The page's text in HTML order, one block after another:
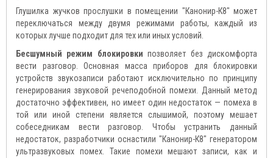
Глушилка жучков прослушки в помещении "Канонир-К8" может
переключаться между двумя режимами работы, каждый из
которых лучше подходит для тех или иных условий.
Бесшумный режим блокировки позволяет без дискомфорта
вести разговор. Основная масса приборов для блокировки
устройств звукозаписи работают исключительно по принципу
генерирования звуковой речеподобной помехи. Данный метод
достаточно эффективен, но имеет один недостаток — помеха в
той или иной степени является слышимой, поэтому мешает
собеседникам вести разговор. Чтобы устранить данный
недостаток, разработчики оснастили "Канонир-К8" генератором
ультразвуковых помех. Такие помехи мешают записи, как и